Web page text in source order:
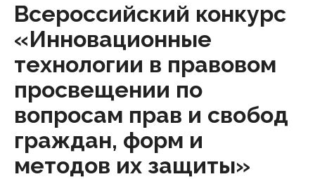
по
правам
человека
Всероссийский конкурс
«Инновационные
технологии в правовом
просвещении по
вопросам прав и свобод
граждан, форм и
методов их защиты»